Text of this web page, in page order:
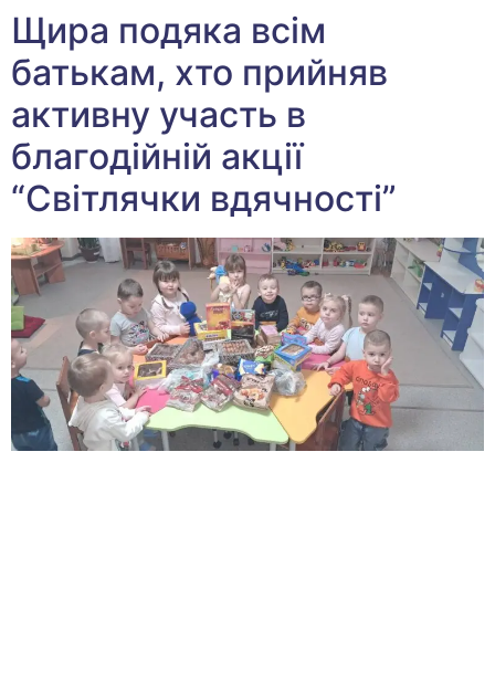
Щира подяка всім
батькам, хто прийняв
активну участь в
благодійній акції
“Світлячки вдячності”